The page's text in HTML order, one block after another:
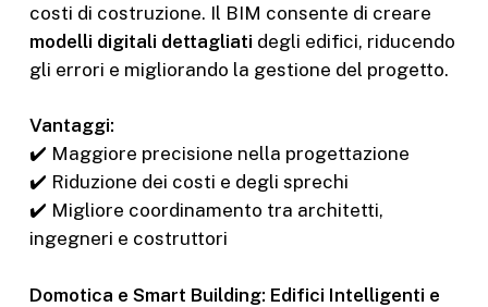
costi di costruzione. Il BIM consente di creare
modelli digitali dettagliati degli edifici, riducendo
gli errori e migliorando la gestione del progetto.
Vantaggi:
✔️ Maggiore precisione nella progettazione
✔️ Riduzione dei costi e degli sprechi
✔️ Migliore coordinamento tra architetti,
ingegneri e costruttori
Domotica e Smart Building: Edifici Intelligenti e